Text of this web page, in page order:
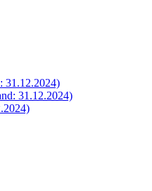
31.12.2024)
31.12.2024)